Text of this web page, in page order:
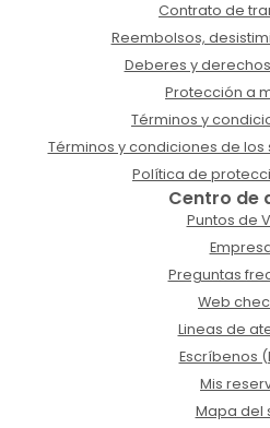
Contrato de
Reembolsos,
Deberes y
Protección a
Términos y
Términos y condiciones de
Política de
Centro de
Puntos de
Preguntas
Web
Lineas de
Escríbenos
Mis
Mapa del